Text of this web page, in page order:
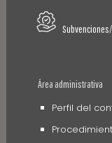
Área administrativa
Perfil del